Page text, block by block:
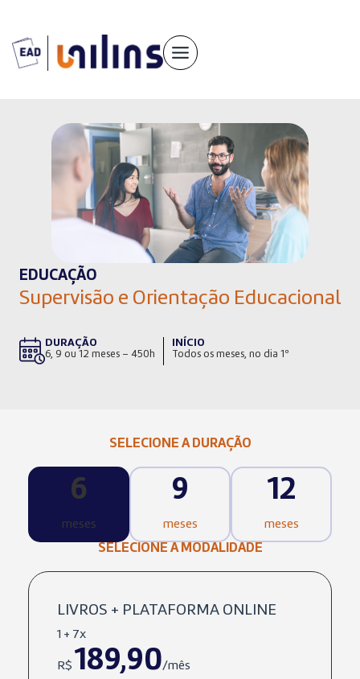
conteúdo
EDUCAÇÃO
Supervisão e Orientação Educacional
DURAÇÃO
6, 9 ou 12 meses – 450h
INÍCIO
Todos os meses, no dia 1º
SELECIONE A DURAÇÃO
6
meses
9
meses
12
meses
SELECIONE A MODALIDADE
LIVROS + PLATAFORMA ONLINE
1 + 7x
R$ 189,90/mês